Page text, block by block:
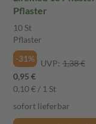
Pflaster
10 St
Pflaster
-31%
UVP: 1,38 €
0,95 €
0,10 € / 1 St
sofort lieferbar